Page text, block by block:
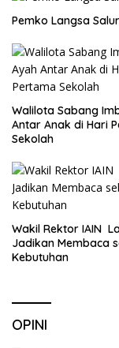
Pemko Langsa
Walilota Sabang
Antar Anak di Hari
Sekolah
Wakil Rektor IAIN
Jadikan Membaca
Kebutuhan
OPINI